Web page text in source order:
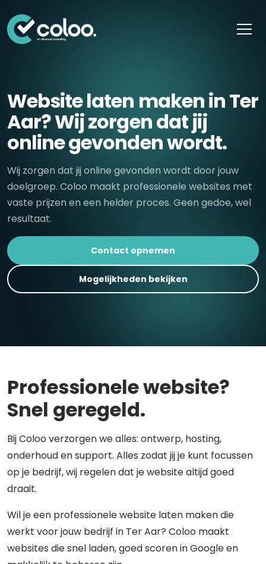
Website laten maken in Ter
Aar? Wij zorgen dat jij
online gevonden wordt.
Wij zorgen dat jij online gevonden wordt door jouw
doelgroep. Coloo maakt professionele websites met
vaste prijzen en een helder proces. Geen gedoe, wel
resultaat.
Contact opnemen
Mogelijkheden bekijken
Professionele website?
Snel geregeld.
Bij Coloo verzorgen we alles: ontwerp, hosting,
onderhoud en support. Alles zodat jij je kunt focussen
op je bedrijf, wij regelen dat je website altijd goed
draait.
Wil je een professionele website laten maken die
werkt voor jouw bedrijf in Ter Aar? Coloo maakt
websites die snel laden, goed scoren in Google en